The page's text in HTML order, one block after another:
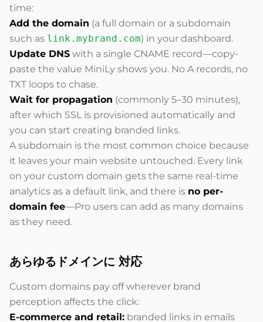
time:
Add the domain (a full domain or a subdomain
such as link.mybrand.com) in your dashboard.
Update DNS with a single CNAME record—copy-
paste the value MiniLy shows you. No A records, no
TXT loops to chase.
Wait for propagation (commonly 5–30 minutes),
after which SSL is provisioned automatically and
you can start creating branded links.
A subdomain is the most common choice because
it leaves your main website untouched. Every link
on your custom domain gets the same real-time
analytics as a default link, and there is no per-
domain fee—Pro users can add as many domains
as they need.
あらゆるドメインに 対応
Custom domains pay off wherever brand
perception affects the click:
E-commerce and retail: branded links in emails